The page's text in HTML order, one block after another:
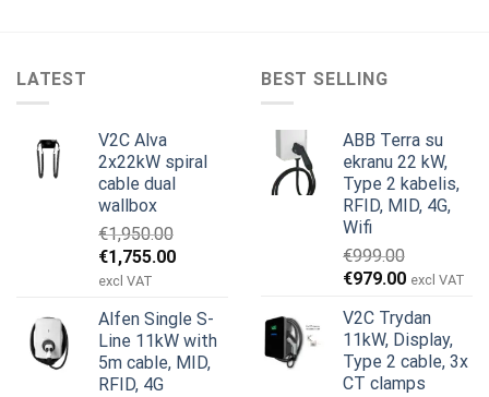
LATEST
V2C Alva
2x22kW spiral
cable dual
wallbox
€1,950.00
Original
price
€1,950.00.
€1,755.00Current
€1,755.00.
excl VAT
Alfen Single S-
Line 11kW with
5m cable, MID,
RFID, 4G
BEST SELLING
ABB Terra su
ekranu 22 kW,
Type 2 kabelis,
RFID, MID, 4G,
Wifi
€999.00
Original
was:
€999.00.
€979.00Current
is:
€979.00.
excl VAT
V2C Trydan
11kW, Display,
Type 2 cable, 3x
CT clamps